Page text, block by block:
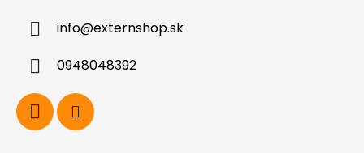
info@externshop.sk
0948048392